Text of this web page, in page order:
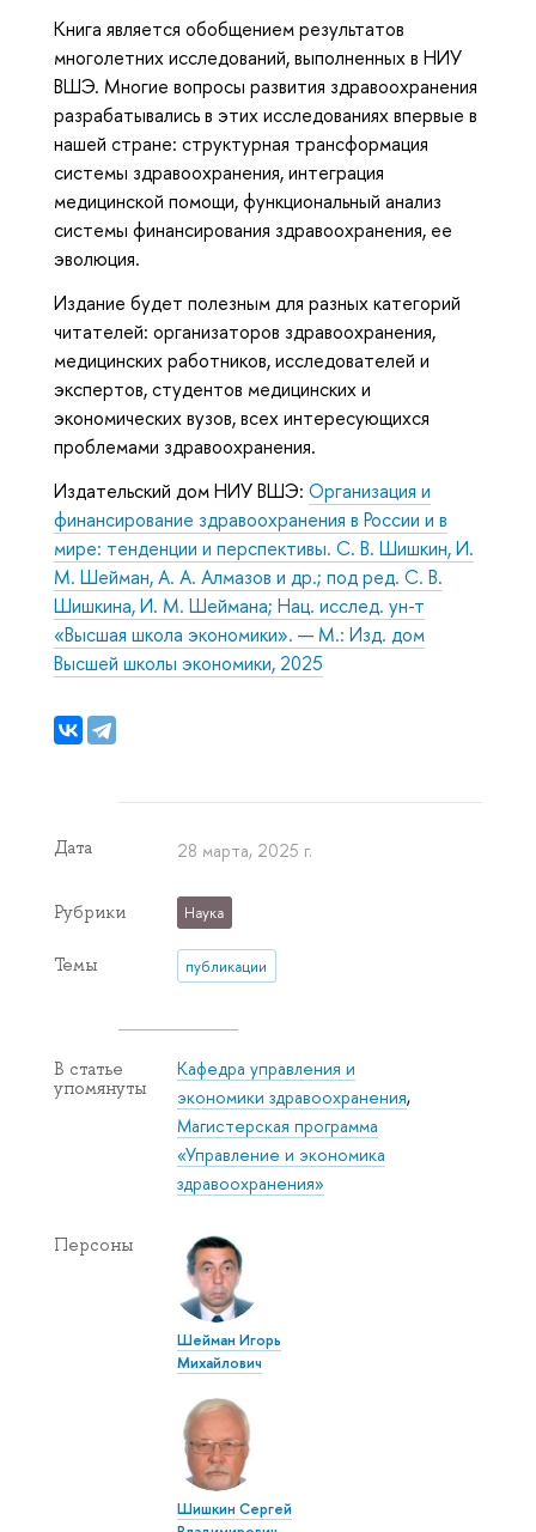
Книга является обобщением результатов
многолетних исследований, выполненных в НИУ
ВШЭ. Многие вопросы развития здравоохранения
разрабатывались в этих исследованиях впервые в
нашей стране: структурная трансформация
системы здравоохранения, интеграция
медицинской помощи, функциональный анализ
системы финансирования здравоохранения, ее
эволюция.
Издание будет полезным для разных категорий
читателей: организаторов здравоохранения,
медицинских работников, исследователей и
экспертов, студентов медицинских и
экономических вузов, всех интересующихся
проблемами здравоохранения.
Издательский дом НИУ ВШЭ: Организация и
финансирование здравоохранения в России и в
мире: тенденции и перспективы. С. В. Шишкин, И.
М. Шейман, А. А. Алмазов и др.; под ред. С. В.
Шишкина, И. М. Шеймана; Нац. исслед. ун-т
«Высшая школа экономики». — М.: Изд. дом
Высшей школы экономики, 2025
Дата 28 марта, 2025 г.
Рубрики Наука
Темы публикации
В статье
упомянуты
Кафедра управления и
экономики здравоохранения,
Магистерская программа
«Управление и экономика
здравоохранения»
Персоны
Шейман Игорь
Михайлович
Шишкин Сергей